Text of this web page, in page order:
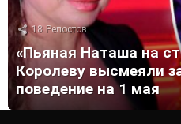
18 Репостов
«Пьяная Наташа на
Королеву высмеяли
поведение на 1 мая